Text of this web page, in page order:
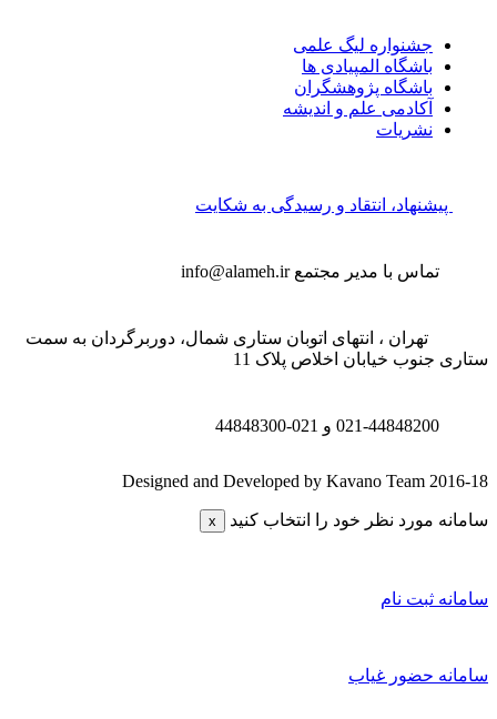
جشنواره لیگ علمی
باشگاه المپیادی ها
باشگاه پژوهشگران
آکادمی علم و اندیشه
نشریات
پیشنهاد، انتقاد و رسیدگی به شکایت
تماس با مدیر مجتمعinfo@alameh.ir
تهران ، انتهای اتوبان ستاری شمال، دوربرگردان به سمت
جنوب خیابان اخلاص پلاک 11
021-44848200 و 021-44848300
Designed and Developed by Kavano Team 2016-
مورد نظر خود را انتخاب کنید
ثبت نام
حضور غیاب